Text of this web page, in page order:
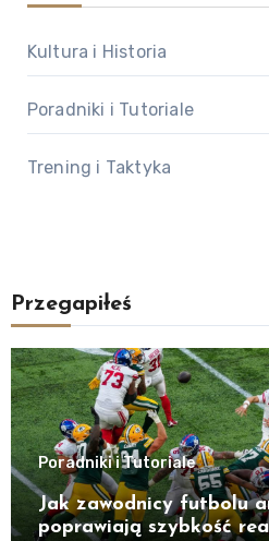
Kultura i Historia
Poradniki i Tutoriale
Trening i Taktyka
Przegapiłeś
Poradniki i Tutoriale
Jak zawodnicy futbolu
poprawiają szybkość